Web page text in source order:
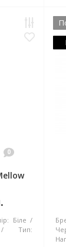
0
Біле
Тип: